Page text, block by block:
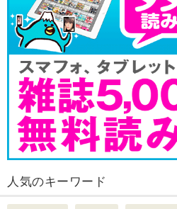
人気のキーワード